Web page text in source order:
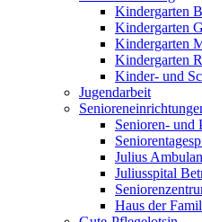
Kindergarten
Kindergarten
Kindergarten
Kindergarten
Kinder- und
Jugendarbeit
Senioren- und
Julius
Juliusspital
Haus der